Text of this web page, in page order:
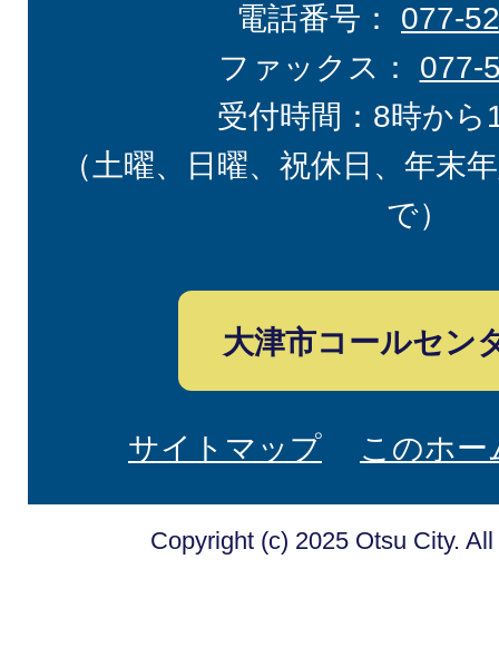
電話番号： 077-
ファックス： 077-
受付時間：8時から
（土曜、日曜、祝休日、年末
で）
大津市コールセン
サイトマップ このホ
Copyright (c) 2025 Otsu City.